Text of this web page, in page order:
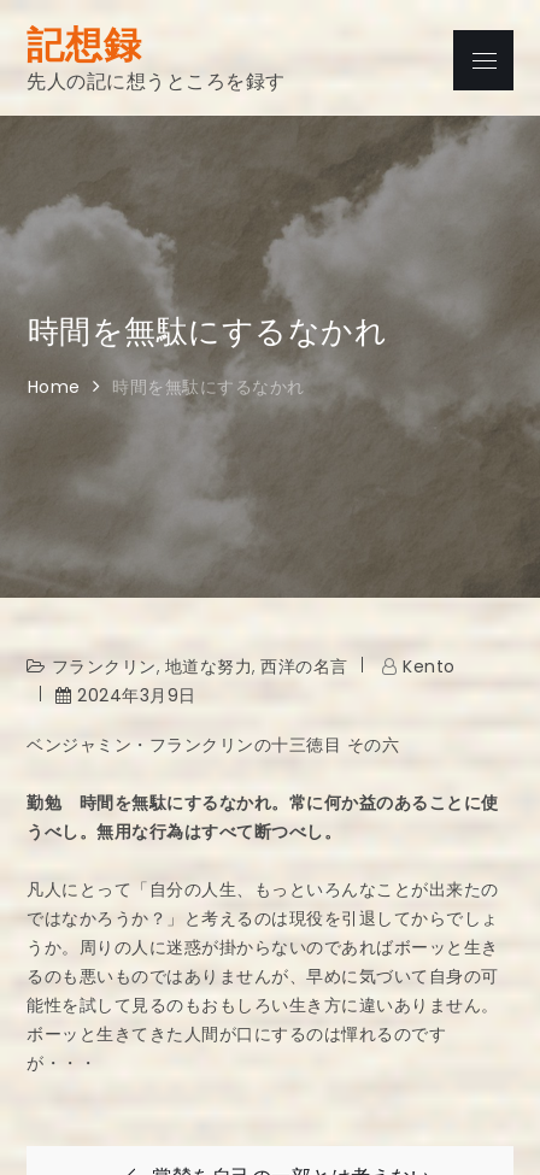
Skip
content
記想録
先人の記に想うところを録す
Menu
時間を無駄にするなかれ
Home 時間を無駄にするなかれ
フランクリン, 地道な努力,西洋の名言
Kento
2024年3月9日
ベンジャミン・フランクリンの十三徳目 その六
勤勉 時間を無駄にするなかれ。常に何か益のあることに使
うべし。無用な行為はすべて断つべし。
凡人にとって「自分の人生、もっといろんなことが出来たの
ではなかろうか？」と考えるのは現役を引退してからでしょ
うか。周りの人に迷惑が掛からないのであればボーッと生き
るのも悪いものではありませんが、早めに気づいて自身の可
能性を試して見るのもおもしろい生き方に違いありません。
ボーッと生きてきた人間が口にするのは憚れるのです
が・・・